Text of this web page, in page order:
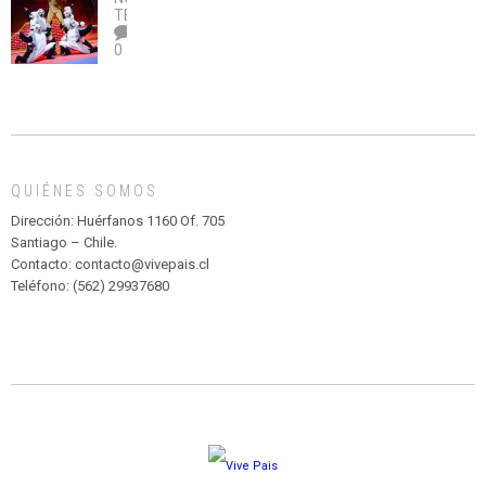
legalice
el
abuso”
DE
TEATRO
Y
MADAGASCAR
PARQUE
HURATDO
TEATRO
0
QUIÉNES SOMOS
Dirección: Huérfanos 1160 Of. 705
Santiago – Chile.
Contacto: contacto@vivepais.cl
Teléfono: (562) 29937680